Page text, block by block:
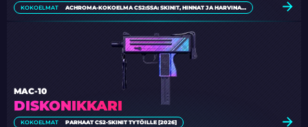
KOKOELMAT ACHROMA-KOKOELMA CS2:SSA: SKINIT, HINNAT JA HARVINAISUUS
DISKONIKKARI
MAC-10
KOKOELMAT PARHAAT CS2-SKINIT TYTÖILLE [2026]